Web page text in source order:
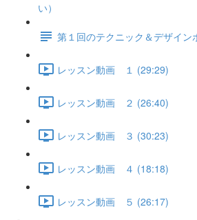
い）
第１回のテクニック＆デザイン
レッスン動画 １ (29:29)
レッスン動画 ２ (26:40)
レッスン動画 ３ (30:23)
レッスン動画 ４ (18:18)
レッスン動画 ５ (26:17)